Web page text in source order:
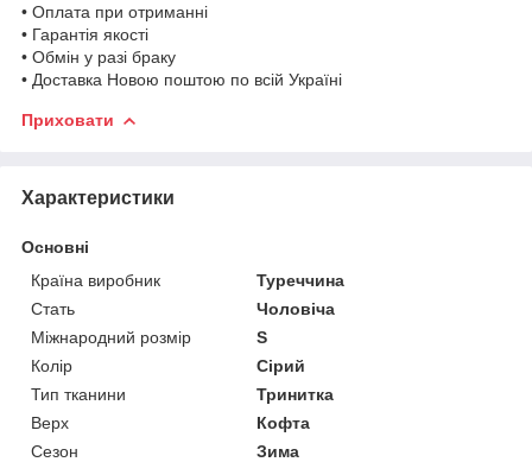
• Оплата при отриманні
• Гарантія якості
• Обмін у разі браку
• Доставка Новою поштою по всій Україні
Приховати
Характеристики
Основні
Країна виробник
Туреччина
Стать
Чоловіча
Міжнародний розмір
S
Колір
Сірий
Тип тканини
Тринитка
Верх
Кофта
Сезон
Зима